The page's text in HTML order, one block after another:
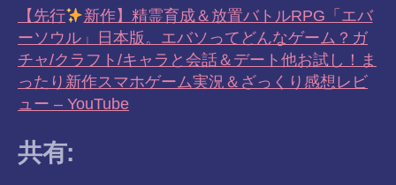
【先行
新作】精霊育成＆放置バトルRPG「エバ
ーソウル」日本版。エバソってどんなゲーム？ガ
チャ/クラフト/キャラと会話＆デート他お試し！ま
ったり新作スマホゲーム実況＆ざっくり感想レビ
ュー – YouTube
共有: